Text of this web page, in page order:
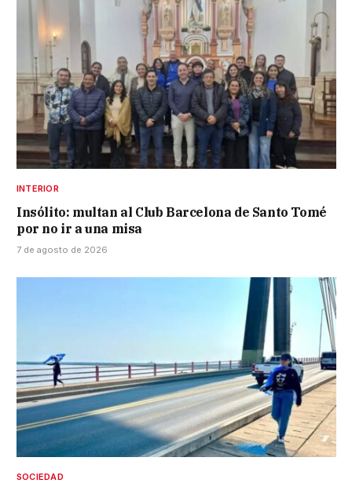
INTERIOR
Insólito: multan al Club Barcelona de Santo Tomé
por no ir a una misa
7 de agosto de 2026
SOCIEDAD